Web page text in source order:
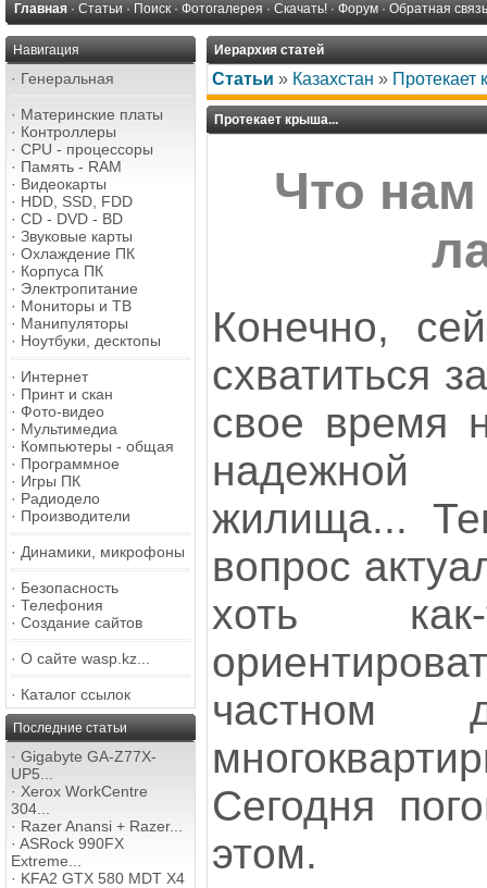
Главная · Статьи · Поиск · Фотогалерея · Скачать! · Форум · Обратная связь
Навигация
· Генеральная
· Материнские платы
· Контроллеры
· CPU - процессоры
· Память - RAM
· Видеокарты
· HDD, SSD, FDD
· CD - DVD - BD
· Звуковые карты
· Охлаждение ПК
· Корпуса ПК
· Электропитание
· Мониторы и ТВ
· Манипуляторы
· Ноутбуки, десктопы
· Интернет
· Принт и скан
· Фото-видео
· Мультимедиа
· Компьютеры - общая
· Программное
· Игры ПК
· Радиодело
· Производители
· Динамики, микрофоны
· Безопасность
· Телефония
· Создание сайтов
· О сайте wasp.kz...
· Каталог ссылок
Последние статьи
· Gigabyte GA-Z77X-
UP5...
· Xerox WorkCentre
304...
· Razer Anansi + Razer...
· ASRock 990FX
Extreme...
· KFA2 GTX 580 MDT X4
Иерархия статей
Статьи » Казахстан » Протекает
Протекает крыша...
Что
Конечно,
схватиться
свое время
надежной
жилища...
вопрос
хоть
Сегодня
этом.